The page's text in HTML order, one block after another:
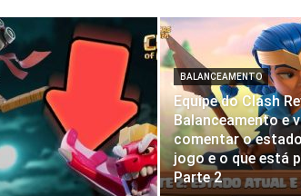
BALANCEAMENTO
Equipe do Clash
Balanceamento e
comentar o
jogo e o que está
Parte 2